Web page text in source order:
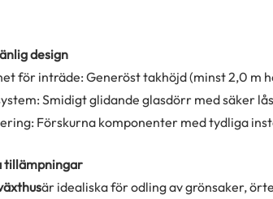
design
för inträde: Generöst takhöjd (minst 2,0 m
Smidigt glidande glasdörr med säker
Förskurna komponenter med tydliga
tillämpningar
är idealiska för odling av grönsaker,